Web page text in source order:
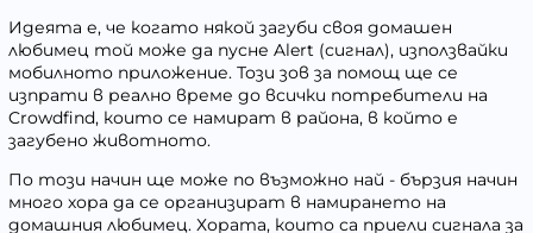
Идеята е, че когато някой загуби своя домашен
любимец той може да пусне Alert (сигнал), използвайки
мобилното приложение. Този зов за помощ ще се
изпрати в реално време до всички потребители на
Crowdfind, които се намират в района, в който е
загубено животното.
По този начин ще може по възможно най - бързия начин
много хора да се организират в намирането на
домашния любимец. Хората, които са приели сигнала за